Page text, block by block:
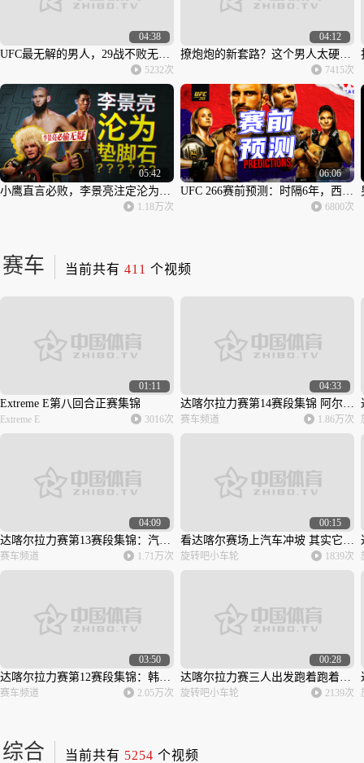
04:38
UFC最无解的男人，29战不败无人能敌，下一个受害者是谁？
5232次
04:12
撩炮炮的新套路？这个男人太硬了，嘴炮康纳看了都想复出！
7415次
05:42
小鹰直言必败，李景亮注定沦为狼王垫脚石？你想多了！
1.18万次
06:06
UFC 266赛前预测：时隔6年，西海岸麻匪帮精神领袖、初代恶棍王回归！
6800次
赛车 当前共有 411 个视频
01:11
Extreme E第八回合正赛集锦
Extreme E 3016次
04:33
达喀尔拉力赛第14赛段集锦 阿尔阿提亚收获第五冠KTM笑傲摩托车组
赛车频道 1.86万次
04:09
达喀尔拉力赛第13赛段集锦：汽车组勒布连续6次赛段冠军创历史 摩托车组冠军悬念还在
赛车频道 1.71万次
00:15
看达喀尔赛场上汽车冲坡 其实它就是一种生活态度…
旋转吧小车轮 1839次
03:50
达喀尔拉力赛第12赛段集锦：韩魏车组总成绩上升到第8 摩托车组争冠形势仍不清晰
赛车频道 2.05万次
00:28
达喀尔拉力赛三人出发跑着跑着少了个人 车手竟然没发现？
旋转吧小车轮 2139次
综合 当前共有 5254 个视频